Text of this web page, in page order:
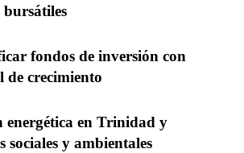
bursátiles
fondos de inversión con
de crecimiento
energética en Trinidad y
sociales y ambientales